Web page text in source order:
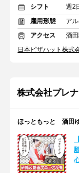
シフト
週2
雇用形態
ア
アクセス
酒
日本ピザハット株式
株式会社プレ
ほっともっと 酒田